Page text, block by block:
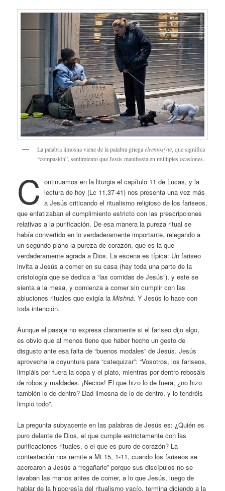
La palabra limosna viene de la palabra griegaeleemosýne, que significa
“compasión”, sentimiento que Jesús manifiesta en múltiples ocasiones.
C ontinuamos en la liturgia el capítulo 11 de Lucas, y la
lectura de hoy (Lc 11,37-41) nos presenta una vez más
a Jesús criticando el ritualismo religioso de los fariseos,
que enfatizaban el cumplimiento estricto con las prescripciones
relativas a la purificación. De esa manera la pureza ritual se
había convertido en lo verdaderamente importante, relegando a
un segundo plano la pureza de corazón, que es la que
verdaderamente agrada a Dios. La escena es típica: Un fariseo
invita a Jesús a comer en su casa (hay toda una parte de la
cristología que se dedica a “las comidas de Jesús”), y este se
sienta a la mesa, y comienza a comer sin cumplir con las
abluciones rituales que exigía laMishná. Y Jesús lo hace con
toda intención.
Aunque el pasaje no expresa claramente si el fariseo dijo algo,
es obvio que al menos tiene que haber hecho un gesto de
disgusto ante esa falta de “buenos modales” de Jesús. Jesús
aprovecha la coyuntura para “catequizar”: “Vosotros, los fariseos,
limpiáis por fuera la copa y el plato, mientras por dentro rebosáis
de robos y maldades. ¡Necios! El que hizo lo de fuera, ¿no hizo
también lo de dentro? Dad limosna de lo de dentro, y lo tendréis
limpio todo”.
La pregunta subyacente en las palabras de Jesús es: ¿Quién es
puro delante de Dios, el que cumple estrictamente con las
purificaciones rituales, o el que es puro de corazón? La
contestación nos remite a Mt 15, 1-11, cuando los fariseos se
acercaron a Jesús a “regañarle” porque sus discípulos no se
lavaban las manos antes de comer, a lo que Jesús, luego de
hablar de la hipocresía del ritualismo vacío, termina diciendo a la